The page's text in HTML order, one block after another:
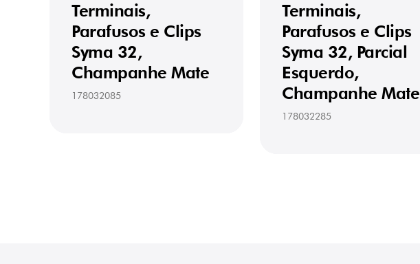
Terminais,
Parafusos e Clips
Syma 32,
Champanhe Mate
178032085
Terminais,
Parafusos e Clips
Syma 32, Parcial
Esquerdo,
Champanhe Mate
178032285